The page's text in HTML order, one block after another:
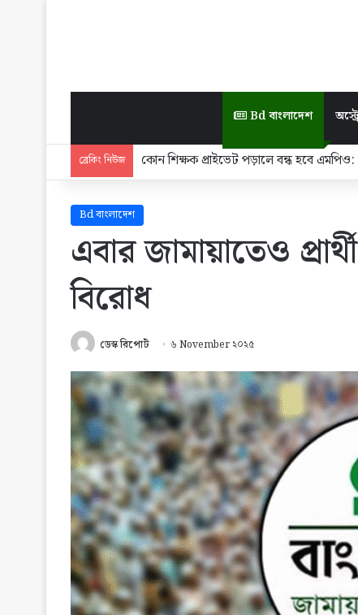
Bd বাংলাদেশ
ব্রেকিং নিউজ কোন শিক্ষক প্রাইভেট পড়ালে বন্ধ হবে এমপিও:
Bd বাংলাদেশ
এবার জামায়াতেও
বিরোধ
ডেস্ক রিপোর্ট ৬ November ২০২৫